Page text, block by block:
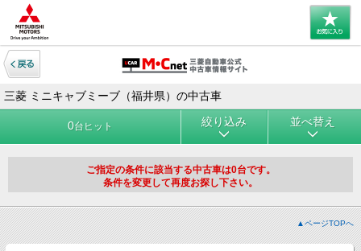
三菱 ミニキャブミーブ（福井県）の中古車
0台ヒット 絞り込み 並べ替え
ご指定の条件に該当する中古車は0台です。
条件を変更して再度お探し下さい。
▲ページTOPへ